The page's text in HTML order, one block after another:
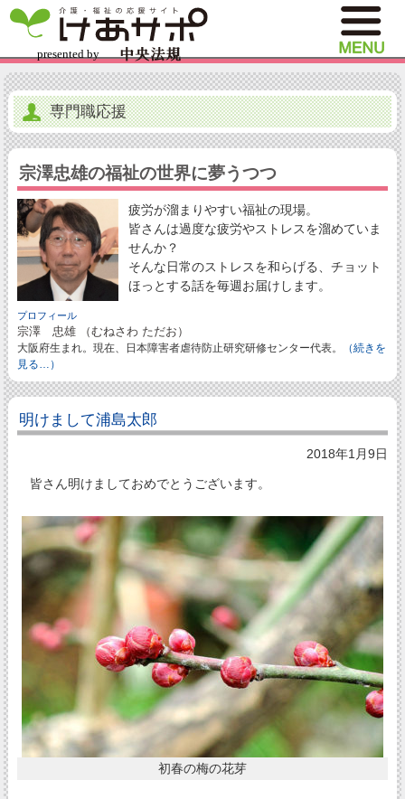
専門職応援
宗澤忠雄の福祉の世界に夢うつつ
疲労が溜まりやすい福祉の現場。
皆さんは過度な疲労やストレスを溜めていま
せんか？
そんな日常のストレスを和らげる、チョット
ほっとする話を毎週お届けします。
プロフィール
宗澤 忠雄 （むねさわ ただお）
大阪府生まれ。現在、日本障害者虐待防止研究研修センター代表。
（続きを
見る…）
明けまして浦島太郎
2018年1月9日
皆さん明けましておめでとうございます。
初春の梅の花芽